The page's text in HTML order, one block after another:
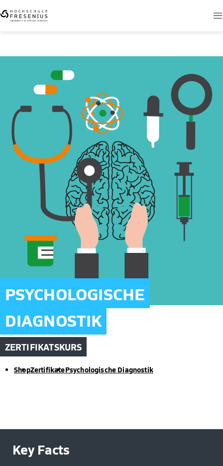
PSYCHOLOGISCHE
DIAGNOSTIK
ZERTIFIKATSKURS
ShopZertifikatePsychologische Diagnostik
Key Facts